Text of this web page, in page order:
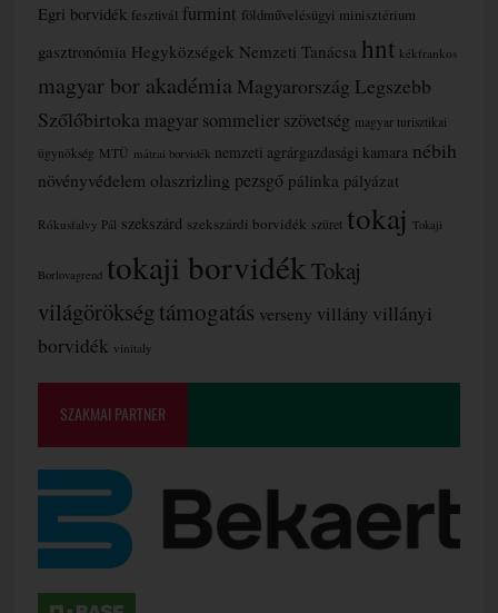
Egri borvidék fesztivál furmint földművelésügyi minisztérium
gasztronómia Hegyközségek Nemzeti Tanácsa hnt kékfrankos
magyar bor akadémia Magyarország Legszebb
Szőlőbirtoka magyar sommelier szövetség magyar turisztikai
ügynökség MTÜ mátrai borvidék nemzeti agrárgazdasági kamara nébih
növényvédelem olaszrizling pezsgő pálinka pályázat
Rókusfalvy Pál szekszárd szekszárdi borvidék szüret tokaj Tokaji
Borlovagrend tokaji borvidékTokaj
világörökségtámogatás verseny villány villányi
borvidék vinitaly
SZAKMAI PARTNER